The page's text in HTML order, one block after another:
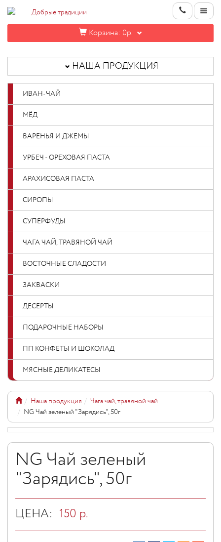
Корзина: 0р.
ИНФОРМАЦИЯ
КОНТАКТЫ
НОВИНКИ
ОПТОВИКАМ
НАША ПРОДУКЦИЯ
ИВАН-ЧАЙ
МЁД
ВАРЕНЬЯ И ДЖЕМЫ
УРБЕЧ - ОРЕХОВАЯ ПАСТА
АРАХИСОВАЯ ПАСТА
СИРОПЫ
СУПЕРФУДЫ
ЧАГА ЧАЙ, ТРАВЯНОЙ ЧАЙ
ВОСТОЧНЫЕ СЛАДОСТИ
ЗАКВАСКИ
ДЕСЕРТЫ
ПОДАРОЧНЫЕ НАБОРЫ
ПП КОНФЕТЫ И ШОКОЛАД
МЯСНЫЕ ДЕЛИКАТЕСЫ
Наша продукция
Чага чай, травяной чай
NG Чай зеленый "Зарядись", 50г
NG Чай зеленый
"Зарядись", 50г
ЦЕНА: 150 р.